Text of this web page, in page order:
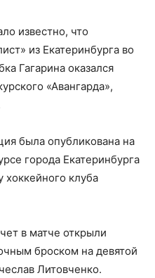
известно, что
из Екатеринбурга во
Гагарина оказался
«Авангарда»,
была опубликована на
города Екатеринбурга
клуба
в матче открыли
броском на девятой
Литовченко.